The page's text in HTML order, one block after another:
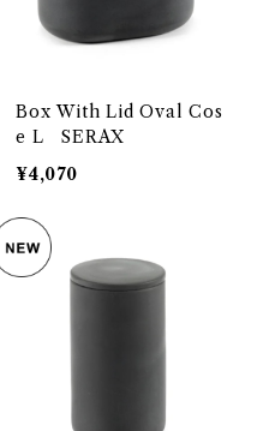
Box With Lid Oval Cos
e L SERAX
¥4,070